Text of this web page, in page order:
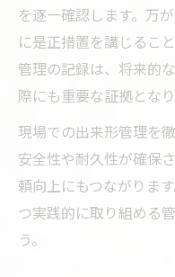
を逐一確認します。万
に是正措置を講じるこ
管理の記録は、将来的
際にも重要な証拠となり
現場での出来形管理を
安全性や耐久性が確保
頼向上にもつながりま
つ実践的に取り組める
う。